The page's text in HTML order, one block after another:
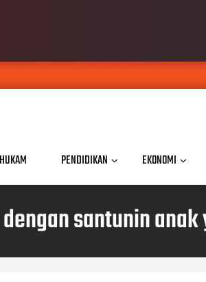
PENDIDIKAN EKONOMI
santunin